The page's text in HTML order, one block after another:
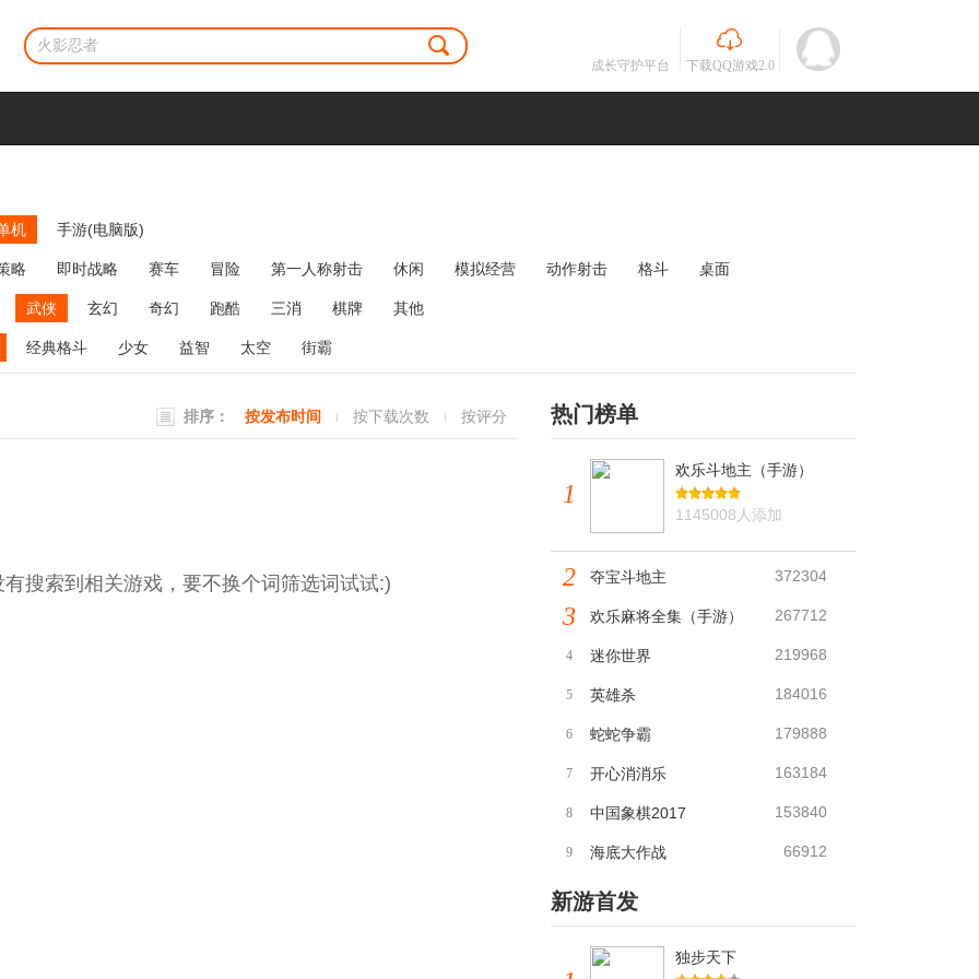
成长守护平台 下载QQ游戏2.0
机 手游(电脑版)
略 即时战略 赛车 冒险 第一人称射击 休闲 模拟经营 动作射击 格斗
桌面
牌类
麻将 网络游戏 弹幕射击 策略塔防
武侠 玄幻 奇幻 跑酷 三消 棋牌 其他
经典格斗 少女 益智 太空 街霸
排序： 按发布时间 按下载次数 按评分
搜索到相关游戏，要不换个词筛选词试试:)
热门榜单
1
欢乐斗地主（手游）
1145008人添加
2 夺宝斗地主 372304
3 欢乐麻将全集（手游） 267712
4 迷你世界 219968
5 英雄杀 184016
6 蛇蛇争霸 179888
7 开心消消乐 163184
8 中国象棋2017 153840
9 海底大作战 66912
新游首发
独步天下